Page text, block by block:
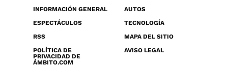
INFORMACIÓN GENERAL
AUTOS
ESPECTÁCULOS
TECNOLOGÍA
RSS
MAPA DEL SITIO
POLÍTICA DE
PRIVACIDAD DE
ÁMBITO.COM
AVISO LEGAL